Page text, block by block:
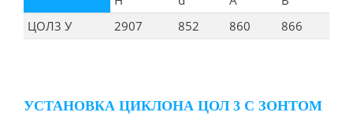
ЦОЛ3 У
2907 852 860 866
УСТАНОВКА ЦИКЛОНА ЦОЛ 3 С ЗОНТОМ